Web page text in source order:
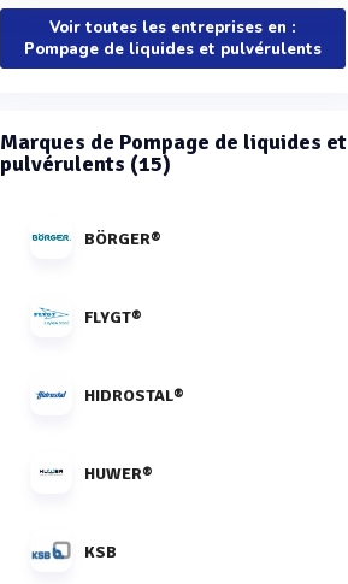
Voir toutes les entreprises en :
Pompage de liquides et pulvérulents
Marques de Pompage de liquides et
pulvérulents (15)
BÖRGER®
FLYGT®
HIDROSTAL®
HUWER®
KSB